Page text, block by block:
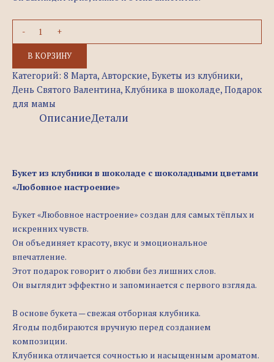
В КОРЗИНУ
Категорий: 8 Марта, Авторские, Букеты из клубники,
День Святого Валентина, Клубника в шоколаде, Подарок
для мамы
ОписаниеДетали
Букет из клубники в шоколаде с шоколадными цветами
«Любовное настроение»
Букет «Любовное настроение» создан для самых тёплых и
искренних чувств.
Он объединяет красоту, вкус и эмоциональное
впечатление.
Этот подарок говорит о любви без лишних слов.
Он выглядит эффектно и запоминается с первого взгляда.
В основе букета — свежая отборная клубника.
Ягоды подбираются вручную перед созданием
композиции.
Клубника отличается сочностью и насыщенным ароматом.